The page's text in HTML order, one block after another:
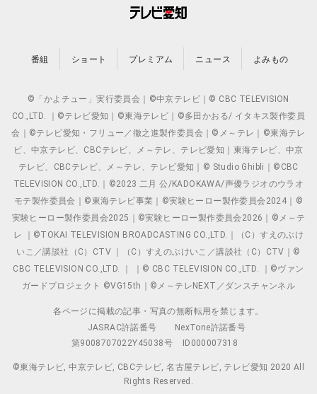
番組 ショート プレミアム ニュース よみもの
©「かよチュー」実行委員会｜©中京テレビ｜© CBC TELEVISION
CO.,LTD. ｜©テレビ愛知｜©東海テレビ｜©多田かおる/ イタキス製作委員
会｜©テレビ愛知・フリュー／徹之進製作委員会｜©メ～テレ｜©東海テレ
ビ、中京テレビ、CBCテレビ、メ～テレ、テレビ愛知｜東海テレビ、中京
テレビ、CBCテレビ、メ～テレ、テレビ愛知｜© Studio Ghibli｜©CBC
TELEVISION CO.,LTD.｜©2023 二月 公/KADOKAWA/声優ラジオのウラオ
モテ製作委員会｜©東海テレビ事業｜©実験ヒーロー製作委員会2024｜©
実験ヒーロー製作委員会2025｜©実験ヒーロー製作委員会2026｜©メ～テ
レ ｜©TOKAI TELEVISION BROADCASTING CO.,LTD.｜（C）すえのぶけ
いこ／講談社（C）CTV ｜（C）すえのぶけいこ／講談社（C）CTV｜©
CBC TELEVISION CO.,LTD. ｜ ｜© CBC TELEVISION CO.,LTD. ｜©ヴァン
ガードプロジェクト ©VG15th｜©メ～テレNEXT／ダンスチャンネル
各ページに掲載の記事・写真の無断転用を禁じます。
JASRAC許諾番号
NexTone許諾番号
第9008707022Y45038号
ID000007318
©東海テレビ, 中京テレビ, CBCテレビ, 名古屋テレビ, テレビ愛知 2020 All
Rights Reserved.